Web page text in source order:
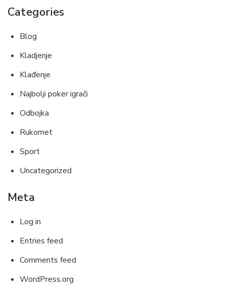
Categories
Blog
Kladjenje
Klađenje
Najbolji poker igrači
Odbojka
Rukomet
Sport
Uncategorized
Meta
Log in
Entries feed
Comments feed
WordPress.org